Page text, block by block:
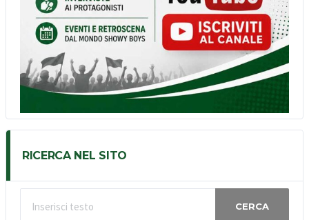
RICERCA NEL SITO
CERCA